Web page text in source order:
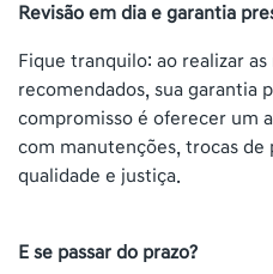
Revisão em dia e garantia
Fique tranquilo: ao realizar
recomendados, sua garantia
compromisso é oferecer um
com manutenções, trocas de
qualidade e justiça.
E se passar do prazo?